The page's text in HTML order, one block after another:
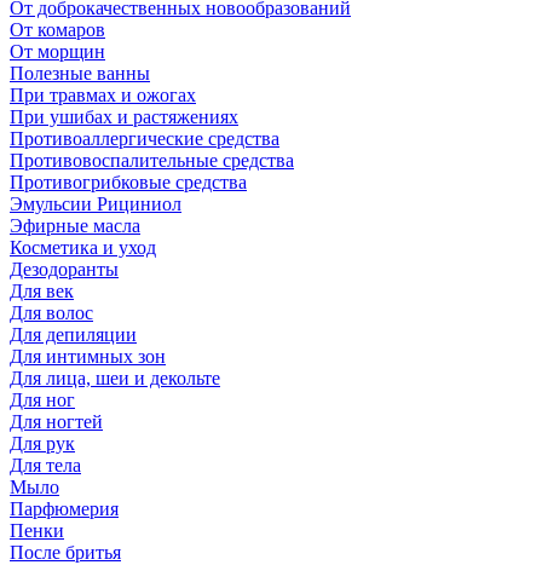
От доброкачественных новообразований
От комаров
От морщин
Полезные ванны
При травмах и ожогах
При ушибах и растяжениях
Противоаллергические средства
Противовоспалительные средства
Противогрибковые средства
Эмульсии Рициниол
Эфирные масла
Косметика и уход
Дезодоранты
Для век
Для волос
Для депиляции
Для интимных зон
Для лица, шеи и декольте
Для ног
Для ногтей
Для рук
Для тела
Мыло
Парфюмерия
Пенки
После бритья